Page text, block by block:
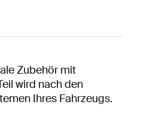
Zubehör mit
wird nach den
Ihres Fahrzeugs.